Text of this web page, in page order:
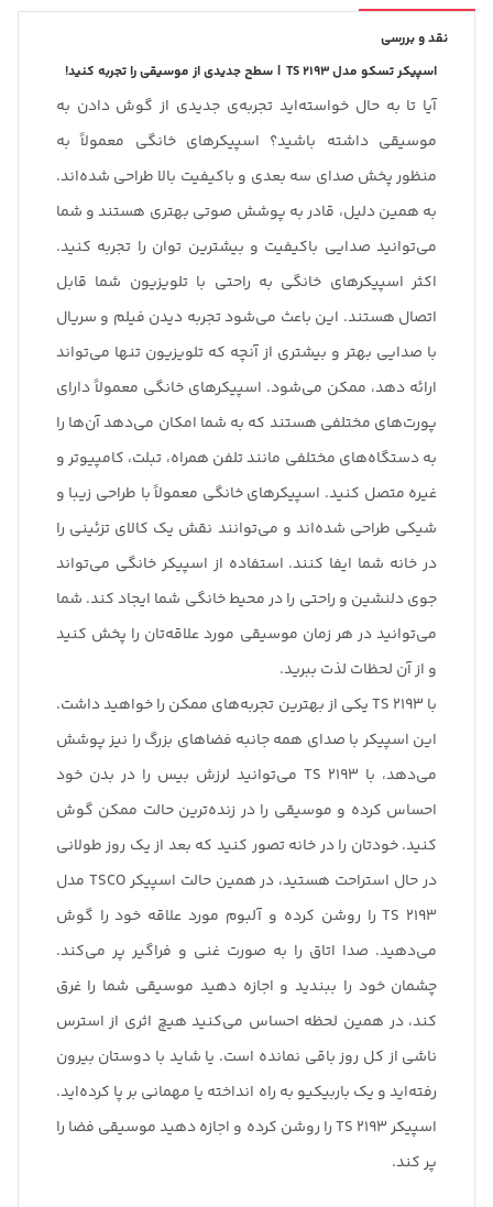
نقد و بررسی
اسپیکر تسکو مدلTS 2193
| سطح جدیدی از موسیقی را تجربه کنید!
آیا تا به حال خواسته‌اید تجربه‌ی جدیدی از گوش دادن به
موسیقی داشته باشید‌؟ اسپیکرهای خانگی معمولاً به
منظور پخش صدای سه بعدی و باکیفیت بالا طراحی شده‌اند.
به همین دلیل، قادر به پوشش صوتی بهتری هستند و شما
می‌توانید صدایی باکیفیت و بیشترین توان را تجربه کنید.
اکثر اسپیکرهای خانگی به راحتی با تلویزیون شما قابل
اتصال هستند. این باعث می‌شود تجربه دیدن فیلم و سریال
با صدایی بهتر و بیشتری از آنچه که تلویزیون تنها می‌تواند
ارائه دهد، ممکن می‌شود. اسپیکرهای خانگی معمولاً دارای
پورت‌های مختلفی هستند که به شما امکان می‌دهد آن‌ها را
به دستگاه‌های مختلفی مانند تلفن همراه، تبلت، کامپیوتر و
غیره متصل کنید. اسپیکرهای خانگی معمولاً با طراحی زیبا و
شیکی طراحی شده‌اند و می‌توانند نقش یک کالای تزئینی را
در خانه شما ایفا کنند. استفاده از اسپیکر خانگی می‌تواند
جوی دلنشین و راحتی را در محیط خانگی شما ایجاد کند. شما
می‌توانید در هر زمان موسیقی مورد علاقه‌تان را پخش کنید
و از آن لحظات لذت ببرید.
با TS 2193 یکی از بهترین تجربه‌های ممکن را خواهید داشت.
این اسپیکر با صدای همه جانبه فضاهای بزرگ را نیز پوشش
می‌دهد، با TS 2193 می‌توانید لرزش بیس را در بدن خود
احساس کرده و موسیقی را در زنده‌ترین حالت ممکن گوش
کنید. خودتان را در خانه تصور کنید که بعد از یک روز طولانی
در حال استراحت هستید، در همین حالت اسپیکر TSCO مدل
TS 2193 را روشن کرده و آلبوم مورد علاقه خود را گوش
می‌دهید. صدا اتاق را به صورت غنی و فراگیر پر می‌کند.
چشمان خود را ببندید و اجازه دهید موسیقی شما را غرق
کند، در همین لحظه احساس می‌کنید هیچ اثری از استرس
ناشی از کل روز باقی نمانده است. یا شاید با دوستان بیرون
رفته‌اید و یک باربیکیو به راه انداخته یا مهمانی بر پا کرده‌اید.
اسپیکر TS 2193 را روشن کرده و اجازه دهید موسیقی فضا را
پر کند.